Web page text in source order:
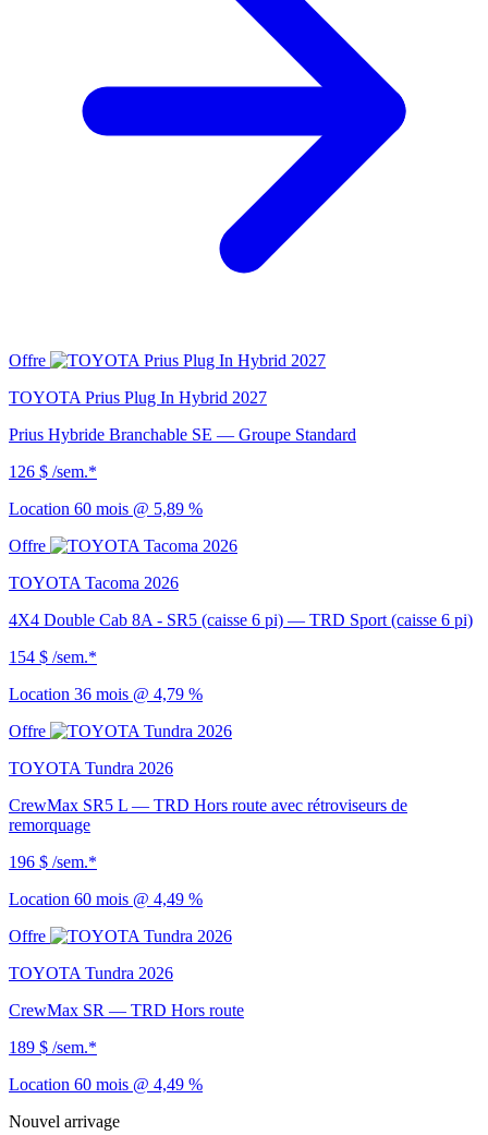
Offre
TOYOTA Prius Plug In Hybrid 2027
Prius Hybride Branchable SE — Groupe Standard
126 $ /sem.*
Location 60 mois @ 5,89 %
Offre
TOYOTA Tacoma 2026
4X4 Double Cab 8A - SR5 (caisse 6 pi) — TRD Sport (caisse 6 pi)
154 $ /sem.*
Location 36 mois @ 4,79 %
Offre
TOYOTA Tundra 2026
CrewMax SR5 L — TRD Hors route avec rétroviseurs de
remorquage
196 $ /sem.*
Location 60 mois @ 4,49 %
Offre
TOYOTA Tundra 2026
CrewMax SR — TRD Hors route
189 $ /sem.*
Location 60 mois @ 4,49 %
Nouvel arrivage